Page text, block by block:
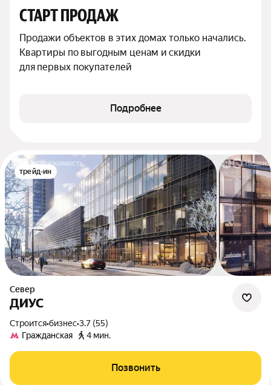
СТАРТ ПРОДАЖ
Продажи объектов в этих домах только начались.
Квартиры по выгодным ценам и скидки
для первых покупателей
Подробнее
трейд-ин
Север
ДИУС
Строится•бизнес•3.7 (55)
Гражданская
4 мин.
Позвонить